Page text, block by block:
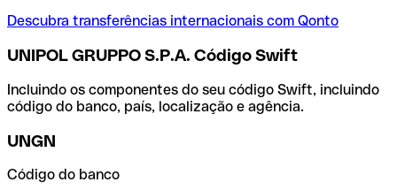
Descubra transferências internacionais com Qonto
UNIPOL GRUPPO S.P.A. Código Swift
Incluindo os componentes do seu código Swift, incluindo
código do banco, país, localização e agência.
UNGN
Código do banco